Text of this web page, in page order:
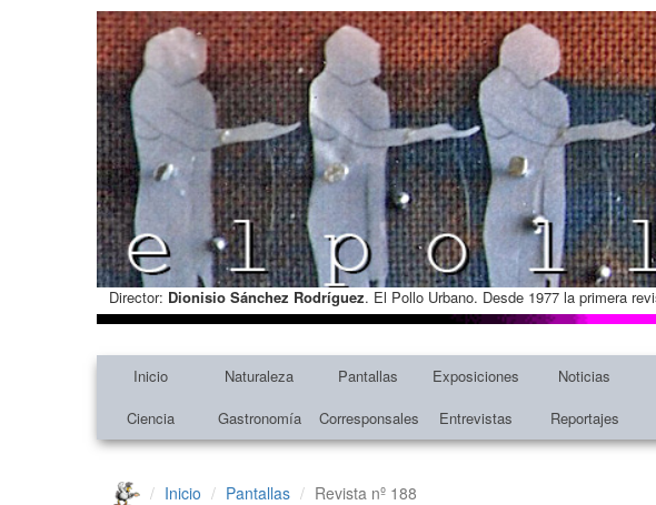
Director: Dionisio Sánchez Rodríguez. El Pollo Urbano. Desde 1977 la primera
Inicio Naturaleza Pantallas Exposiciones Noticias
Ciencia
Gastronomía Corresponsales Entrevistas Reportajes
Inicio Pantallas Revista nº 188